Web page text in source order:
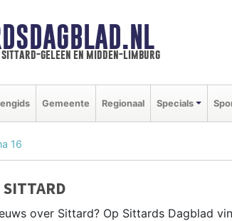
geleen en midden-limburg
Gemeente Regionaal Specials
16
over Sittard? Op Sittards Dagblad